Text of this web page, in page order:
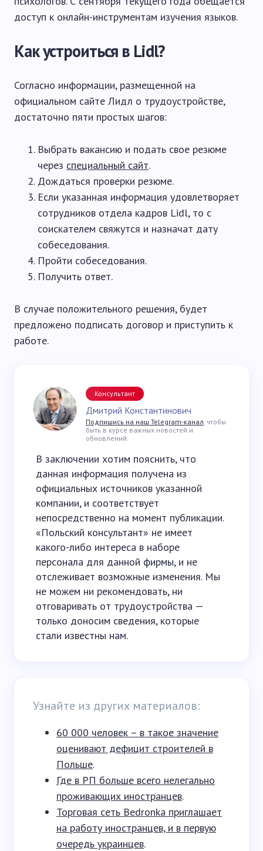
доступ к онлайн-инструментам изучения языков.
Как устроиться в Lidl?
Согласно информации, размещенной на
официальном сайте Лидл о трудоустройстве,
достаточно пяти простых шагов:
Выбрать вакансию и подать свое резюме
через специальный сайт.
Дождаться проверки резюме.
Если указанная информация удовлетворяет
сотрудников отдела кадров Lidl, то с
соискателем свяжутся и назначат дату
собеседования.
Пройти собеседования.
Получить ответ.
В случае положительного решения, будет
предложено подписать договор и приступить к
работе.
Консультант
Дмитрий Константинович
Подпишись на наш Telegram-канал, чтобы
быть в курсе важных новостей и
обновлений.
В заключении хотим пояснить, что
данная информация получена из
официальных источников указанной
компании, и соответствует
непосредственно на момент публикации.
«Польский консультант» не имеет
какого-либо интереса в наборе
персонала для данной фирмы, и не
отслеживает возможные изменения. Мы
не можем ни рекомендовать, ни
отговаривать от трудоустройства —
только доносим сведения, которые
стали известны нам.
Узнайте из других материалов:
60 000 человек – в такое значение
оценивают дефицит строителей в
Польше.
Где в РП больше всего нелегально
проживающих иностранцев.
Торговая сеть Bedronka приглашает
на работу иностранцев, и в первую
очередь украинцев.